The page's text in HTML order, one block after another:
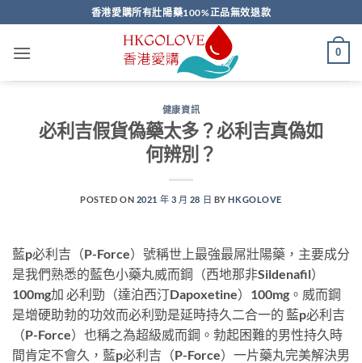
to
content
香港愛購所有壯陽藥100%正品無效退款
0
健康資訊
必利吉假貨偽藥太多？必利吉真偽如
何辨別？
POSTED ON 2021 年 3 月 28 日 BYHKGOLOVE
藍p必利吉（P-Force）號稱世上最強最屌壯陽藥，主要成分
是我們熟悉的藍色小藥丸威而鋼（西地那非Sildenafil）
100mg加 必利勁（達泊西汀Dapoxetine）100mg。威而鋼
是增硬助勃的功效而必利勁是延時持久二合一的 藍p必利吉
（P-Force）也稱之為超級威而鋼。勃起困難的男性持久時
間肯定不會久，藍p必利吉（P-Force）一片藥丸完美解決男